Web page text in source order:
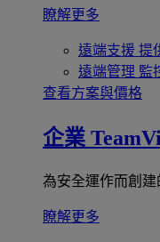
瞭解更多
遠端支援 提
遠端管理 監
查看方案與價格
企業
為安全運作而創建
瞭解更多